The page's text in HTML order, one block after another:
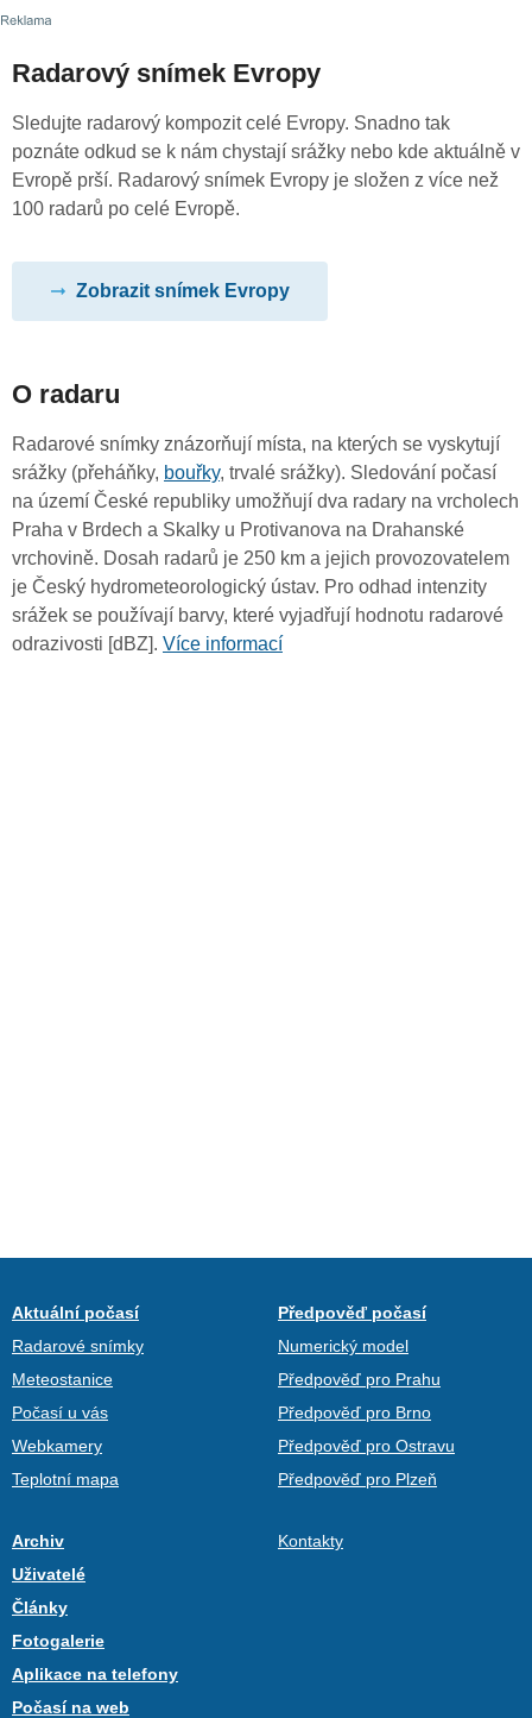
Radarový snímek Evropy
Sledujte radarový kompozit celé Evropy. Snadno tak
poznáte odkud se k nám chystají srážky nebo kde aktuálně v
Evropě prší. Radarový snímek Evropy je složen z více než
100 radarů po celé Evropě.
Zobrazit snímek Evropy
O radaru
Radarové snímky znázorňují místa, na kterých se vyskytují
srážky (přeháňky, bouřky, trvalé srážky). Sledování počasí
na území České republiky umožňují dva radary na vrcholech
Praha v Brdech a Skalky u Protivanova na Drahanské
vrchovině. Dosah radarů je 250 km a jejich provozovatelem
je Český hydrometeorologický ústav. Pro odhad intenzity
srážek se používají barvy, které vyjadřují hodnotu radarové
odrazivosti [dBZ]. Více informací
Aktuální počasí
Radarové snímky
Meteostanice
Počasí u vás
Webkamery
Teplotní mapa
Předpověď počasí
Numerický model
Předpověď pro Prahu
Předpověď pro Brno
Předpověď pro Ostravu
Předpověď pro Plzeň
Archiv
Uživatelé
Články
Fotogalerie
Aplikace na telefony
Počasí na web
Kontakty